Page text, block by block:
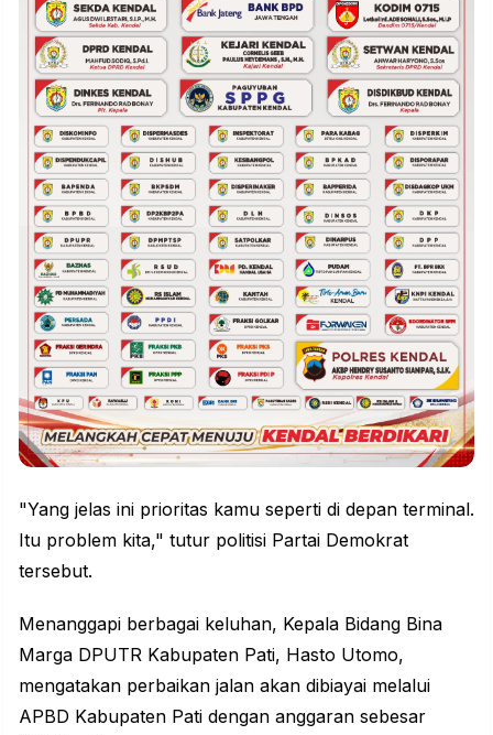
"Yang jelas ini prioritas kamu seperti di depan terminal.
Itu problem kita," tutur politisi Partai Demokrat
tersebut.
Menanggapi berbagai keluhan, Kepala Bidang Bina
Marga DPUTR Kabupaten Pati, Hasto Utomo,
mengatakan perbaikan jalan akan dibiayai melalui
APBD Kabupaten Pati dengan anggaran sebesar